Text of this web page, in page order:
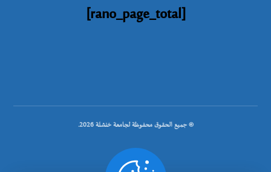
[rano_page_total]
© جميع الحقوق محفوظة لجامعة خنشلة 2026.
.